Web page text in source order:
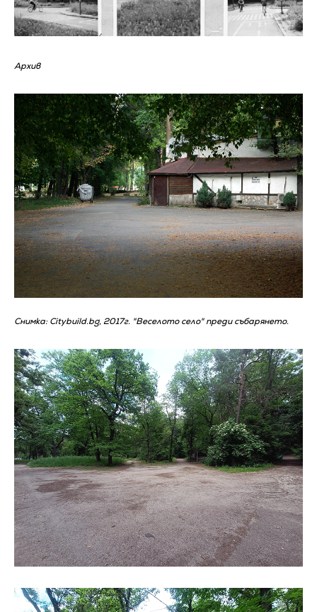
Архив
Снимка: Citybuild.bg, 2017г. "Веселото село" преди събарянето.